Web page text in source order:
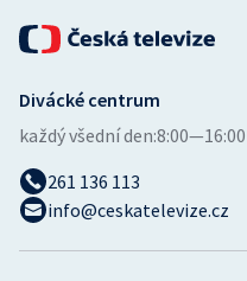
Divácké centrum
každý všední den:
261 136 113
info@ceskatelevize.cz